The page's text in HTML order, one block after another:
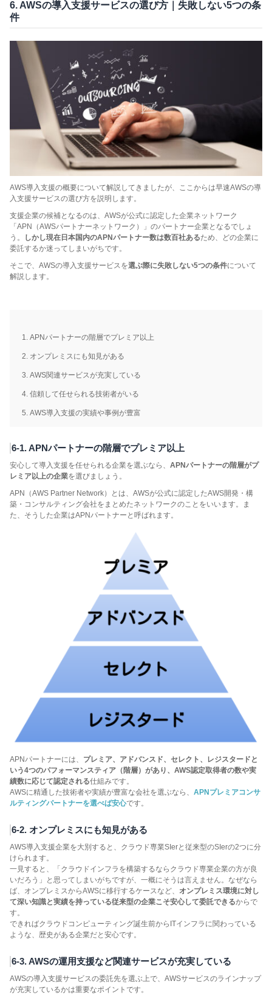
6. AWSの導入支援サービスの選び方｜失敗しない5つの条
件
AWS導入支援の概要について解説してきましたが、ここからは早速AWSの導
入支援サービスの選び方を説明します。
支援企業の候補となるのは、AWSが公式に認定した企業ネットワーク
「APN（AWSパートナーネットワーク）」のパートナー企業となるでしょ
う。
しかし現在日本国内のAPNパートナー数は数百社あるため、どの企業に
委託するか迷ってしまいがちです。
そこで、AWSの導入支援サービスを選ぶ際に失敗しない5つの条件について
解説します。
APNパートナーの階層でプレミア以上
オンプレミスにも知見がある
AWS関連サービスが充実している
信頼して任せられる技術者がいる
AWS導入支援の実績や事例が豊富
6-1. APNパートナーの階層でプレミア以上
安心して導入支援を任せられる企業を選ぶなら、 APNパートナーの階層がプ
レミア以上の企業を選びましょう。
APN（AWS Partner Network）とは、AWSが公式に認定したAWS開発・構
築・コンサルティング会社をまとめたネットワークのことをいいます。ま
た、そうした企業はAPNパートナーと呼ばれます。
APNパートナーには、 プレミア、アドバンスド、セレクト、レジスタードと
いう4つのパフォーマンスティア（階層）があり、AWS認定取得者の数や実
績数に応じて認定される仕組みです。
AWSに精通した技術者や実績が豊富な会社を選ぶなら、 APNプレミアコンサ
ルティングパートナーを選べば安心です。
6-2. オンプレミスにも知見がある
AWS導入支援企業を大別すると、クラウド専業SIerと従来型のSIerの2つに分
けられます。
一見すると、「クラウドインフラを構築するならクラウド専業企業の方が良
いだろう」と思ってしまいがちですが、一概にそうは言えません。なぜなら
ば、オンプレミスからAWSに移行するケースなど、 オンプレミス環境に対し
て深い知識と実績を持っている従来型の企業こそ安心して委託できるからで
す。
できればクラウドコンピューティング誕生前からITインフラに関わっている
ような、歴史がある企業だと安心です。
6-3. AWSの運用支援など関連サービスが充実している
AWSの導入支援サービスの委託先を選ぶ上で、AWSサービスのラインナップ
が充実しているかは重要なポイントです。